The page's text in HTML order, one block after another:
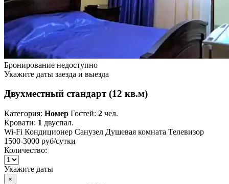
Бронирование недоступно
Укажите даты заезда и выезда
Двухместный стандарт (12 кв.м)
Категория: Номер Гостей: 2 чел.
Кровати: 1 двуспал.
Wi-Fi Кондиционер Санузел Душевая комната Телевизор
1500-3000 руб/сутки
Количество:
Укажите даты
×